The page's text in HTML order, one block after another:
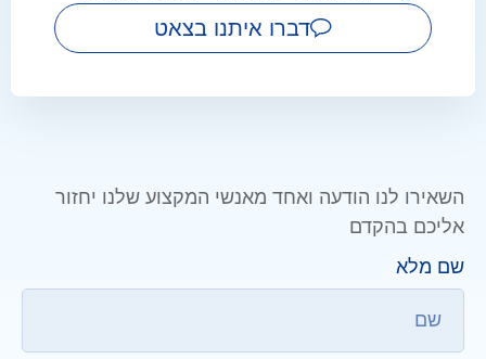
דברו איתנו בצאט
השאירו לנו הודעה ואחד מאנשי המקצוע שלנו יחזור
אליכם בהקדם
שם מלא